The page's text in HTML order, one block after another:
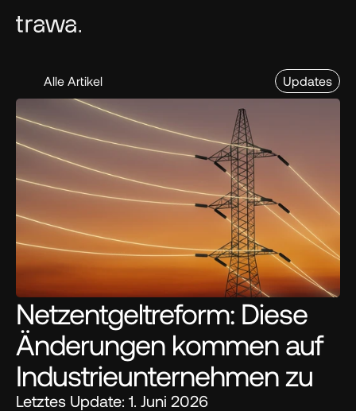
Alle Artikel Updates
Netzentgeltreform: Diese
Änderungen kommen auf
Industrieunternehmen zu
Letztes Update: 1. Juni 2026